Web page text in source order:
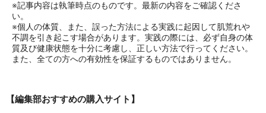
※記事内容は執筆時点のものです。最新の内容をご確認くださ
い。
※個人の体質、また、誤った方法による実践に起因して肌荒れや
不調を引き起こす場合があります。実践の際には、必ず自身の体
質及び健康状態を十分に考慮し、正しい方法で行ってください。
また、全ての方への有効性を保証するものではありません。
【編集部おすすめの購入サイト】